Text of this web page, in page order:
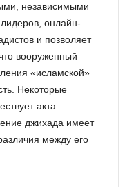
независимыми
онлайн-
и позволяет
вооруженный
«исламской»
Некоторые
акта
джихада имеет
между его